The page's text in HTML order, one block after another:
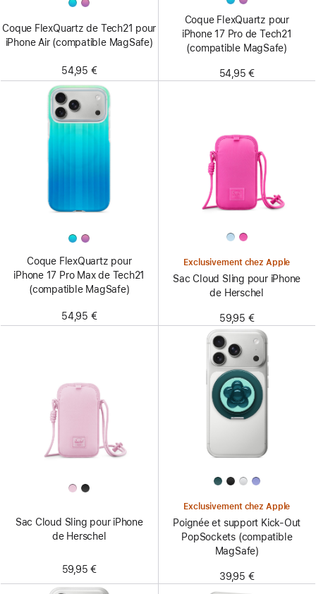
Coque FlexQuartz de Tech21 pour
iPhone Air (compatible MagSafe)
54,95 €
Coque FlexQuartz pour
iPhone 17 Pro de Tech21
(compatible MagSafe)
54,95 €
Coque FlexQuartz pour
iPhone 17 Pro Max de Tech21
(compatible MagSafe)
54,95 €
Exclusivement chez Apple
Sac Cloud Sling pour iPhone
de Herschel
59,95 €
Sac Cloud Sling pour iPhone
de Herschel
59,95 €
Exclusivement chez Apple
Poignée et support Kick-Out
PopSockets (compatible
MagSafe)
39,95 €